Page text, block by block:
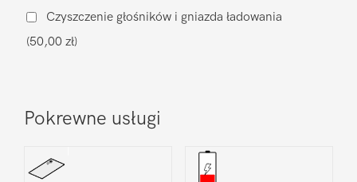
Czyszczenie głośników i gniazda ładowania
(50,00 zł)
Pokrewne usługi